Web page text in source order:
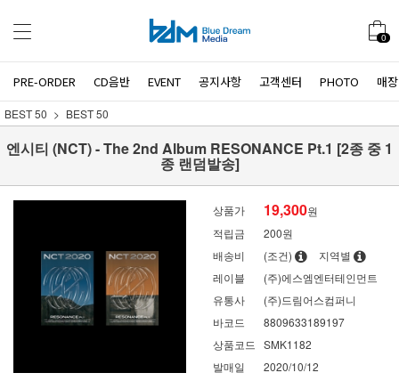
0
PRE-ORDER CD음반 EVENT 공지사항 고객센터 PHOTO 매
BEST 50 BEST 50
엔시티 (NCT) - The 2nd Album RESONANCE Pt.1 [2종 중 1
종 랜덤발송]
상품가 19,300원
적립금
200원
배송비
(조건)
지역별
레이블
(주)에스엠엔터테인먼트
유통사
(주)드림어스컴퍼니
바코드
8809633189197
상품코드
SMK1182
발매일
2020/10/12